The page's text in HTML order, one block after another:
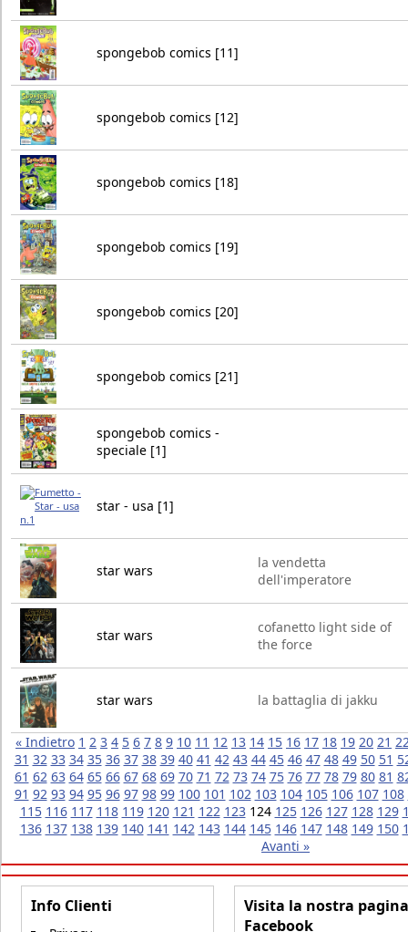
spongebob comics [11]
spongebob comics [12]
spongebob comics [18]
spongebob comics [19]
spongebob comics [20]
spongebob comics [21]
spongebob comics -
speciale [1]
star - usa [1]
star wars
la vendetta
dell'imperatore
star wars
cofanetto light side of
the force
star wars la battaglia di jakku
« Indietro 1 2 3 4 5 6 7 8 9 10 11 12 13 14 15 16 17 18 19 20 21
31 32 33 34 35 36 37 38 39 40 41 42 43 44 45 46 47 48 49 50 51
61 62 63 64 65 66 67 68 69 70 71 72 73 74 75 76 77 78 79 80 81
91 92 93 94 95 96 97 98 99 100 101 102 103 104 105 106 107 108
115 116 117 118 119 120 121 122 123 124 125 126 127 128 129
136 137 138 139 140 141 142 143 144 145 146 147 148 149 150
Avanti »
Info Clienti
Visita la nostra pagina
Facebook